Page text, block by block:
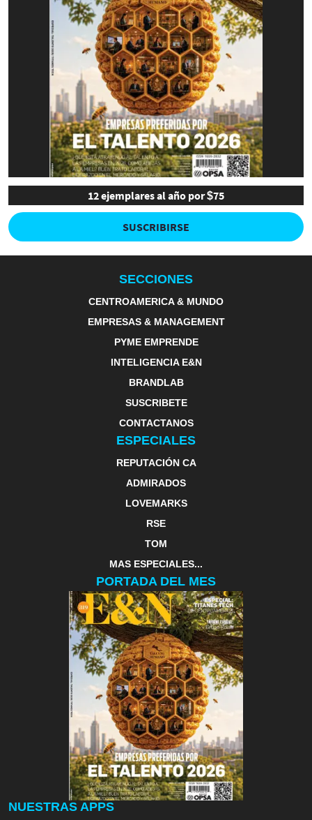
12 ejemplares al año por $75
SUSCRIBIRSE
SECCIONES
CENTROAMERICA & MUNDO
EMPRESAS & MANAGEMENT
PYME EMPRENDE
INTELIGENCIA E&N
BRANDLAB
SUSCRIBETE
CONTACTANOS
ESPECIALES
REPUTACIÓN CA
ADMIRADOS
LOVEMARKS
RSE
TOM
MAS ESPECIALES...
PORTADA DEL MES
NUESTRAS APPS